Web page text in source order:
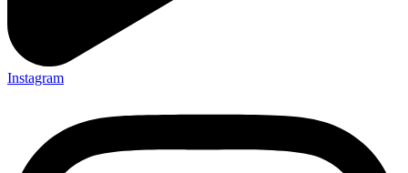
Instagram